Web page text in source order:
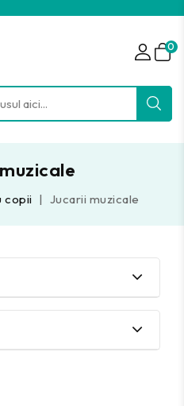
0
copii Jucarii muzicale